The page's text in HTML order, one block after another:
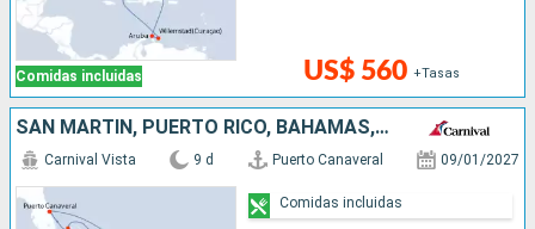
Comidas incluidas US$ 560 +Tasas
SAN MARTÍN, PUERTO RICO, BAHAMAS, ESTADOS UNIDOS
Carnival Vista 9 d Puerto Canaveral 09/01/2027
Comidas incluidas